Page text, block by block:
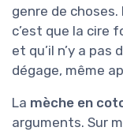
genre de choses.
c’est que la cire
et qu’il n’y a
dégage, même
La mèche en
arguments. Sur